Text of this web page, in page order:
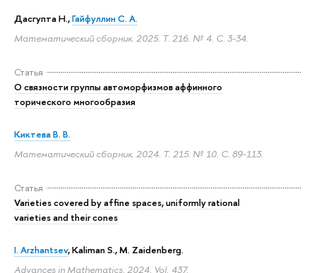
Дасгупта Н.,Гайфуллин С. А.
Математический сборник. 2025. Т. 216. № 4. С. 3-34.
Статья
О связности группы автоморфизмов аффинного
торического многообразия
Киктева В. В.
Математический сборник. 2024. Т. 215. № 10. С. 89-113.
Статья
Varieties covered by affine spaces, uniformly rational
varieties and their cones
I. Arzhantsev, Kaliman S.,M. Zaidenberg.
Advances in Mathematics. 2024. Vol. 437.